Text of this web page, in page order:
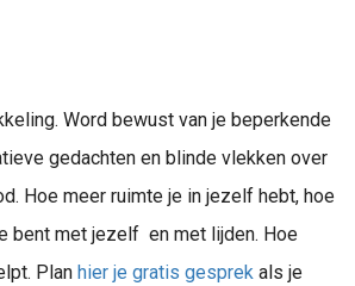
Word bewust van je beperkende
gedachten en blinde vlekken over
Hoe meer ruimte je in jezelf hebt, hoe
bent met jezelf en met lijden. Hoe
Plan hier je gratis gesprek als je